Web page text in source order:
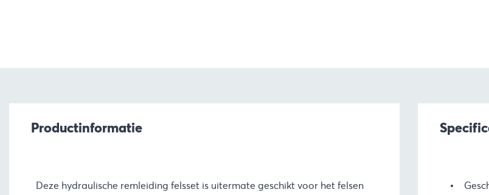
Productinformatie
Deze hydraulische remleiding felsset is uitermate geschikt voor het felsen